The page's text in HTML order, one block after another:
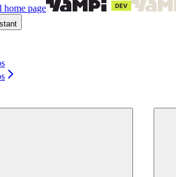
home page